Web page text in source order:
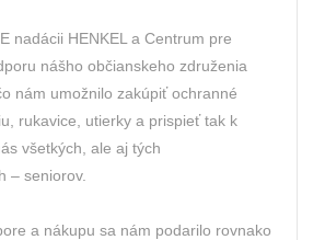
nadácii HENKEL a Centrum pre
nášho občianskeho združenia
nám umožnilo zakúpiť ochranné
rukavice, utierky a prispieť tak k
všetkých, ale aj tých
– seniorov.
a nákupu sa nám podarilo rovnako